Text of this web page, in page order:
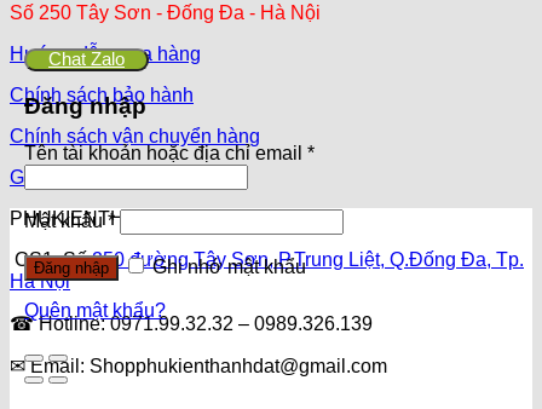
Số 250 Tây Sơn - Đống Đa - Hà Nội
Hướng dẫn mua hàng
Chính sách bảo hành
Chính sách vận chuyển hàng
Giới thiệu
PHUKIENTHANHDAT.COM
CS1: Số250 đường Tây Sơn, P.Trung Liệt, Q.Đống Đa, Tp.
Hà Nội
☎ Hotline: 0971.99.32.32 – 0989.326.139
✉ Email: Shopphukienthanhdat@gmail.com
Chat Zalo
Đăng nhập
Tên tài khoản hoặc địa chỉ email *
Mật khẩu*
Đăng nhập Ghi nhớ mật khẩu
Quên mật khẩu?